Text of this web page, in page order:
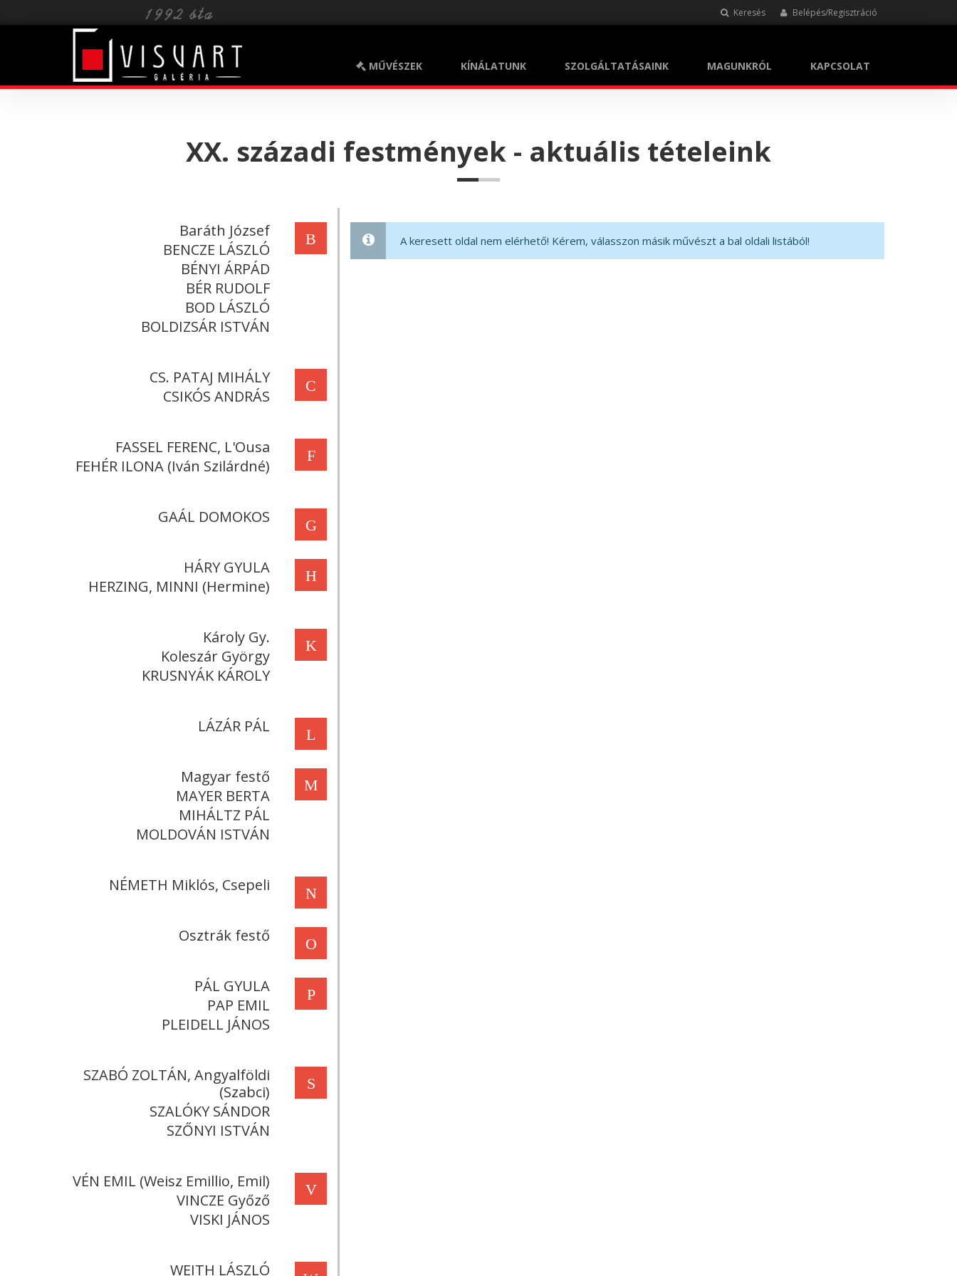
Keresés Belépés/Regisztráció
MŰVÉSZEK KÍNÁLATUNK SZOLGÁLTATÁSAINK MAGUNKRÓL KAPCSOLAT
XX. századi festmények - aktuális tételeink
B
Baráth József
BENCZE LÁSZLÓ
BÉNYI ÁRPÁD
BÉR RUDOLF
BOD LÁSZLÓ
BOLDIZSÁR ISTVÁN
C
CS. PATAJ MIHÁLY
CSIKÓS ANDRÁS
F
FASSEL FERENC, L'Ousa
FEHÉR ILONA (Iván Szilárdné)
G
GAÁL DOMOKOS
H
HÁRY GYULA
HERZING, MINNI (Hermine)
K
Károly Gy.
Koleszár György
KRUSNYÁK KÁROLY
L
LÁZÁR PÁL
M
Magyar festő
MAYER BERTA
MIHÁLTZ PÁL
MOLDOVÁN ISTVÁN
N
NÉMETH Miklós, Csepeli
O
Osztrák festő
P
PÁL GYULA
PAP EMIL
PLEIDELL JÁNOS
S
SZABÓ ZOLTÁN, Angyalföldi
(Szabci)
SZALÓKY SÁNDOR
SZŐNYI ISTVÁN
V
VÉN EMIL (Weisz Emillio, Emil)
VINCZE Győző
VISKI JÁNOS
WEITH LÁSZLÓ
A keresett oldal nem elérhető! Kérem, válasszon másik művészt a bal oldali listából!